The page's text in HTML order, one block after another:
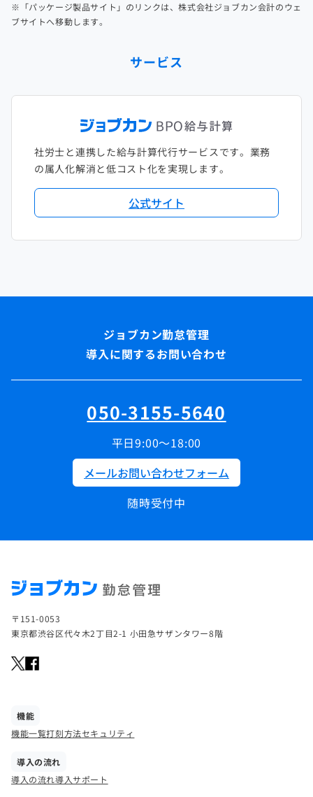
※「パッケージ製品サイト」のリンクは、株式会社ジョブカン会計のウェ
ブサイトへ移動します。
サービス
社労士と連携した給与計算代行サービスです。業務
の属人化解消と低コスト化を実現します。
公式サイト
導入に関するお問い合わせ
050-3155-5640
平日9:00～18:00
メールお問い合わせフォーム
随時受付中
〒151-0053
東京都渋谷区代々木2丁目2-1 小田急サザンタワー8階
機能
機能一覧打刻方法セキュリティ
導入の流れ
導入の流れ導入サポート